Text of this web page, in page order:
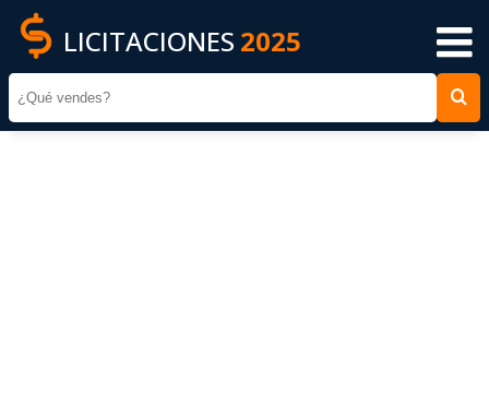
LICITACIONES 2025